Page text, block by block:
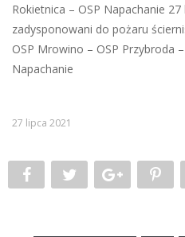
Rokietnica – OSP Napachanie
zadysponowani do pożaru
OSP Mrowino – OSP Przybroda
Napachanie
27 lipca 2021